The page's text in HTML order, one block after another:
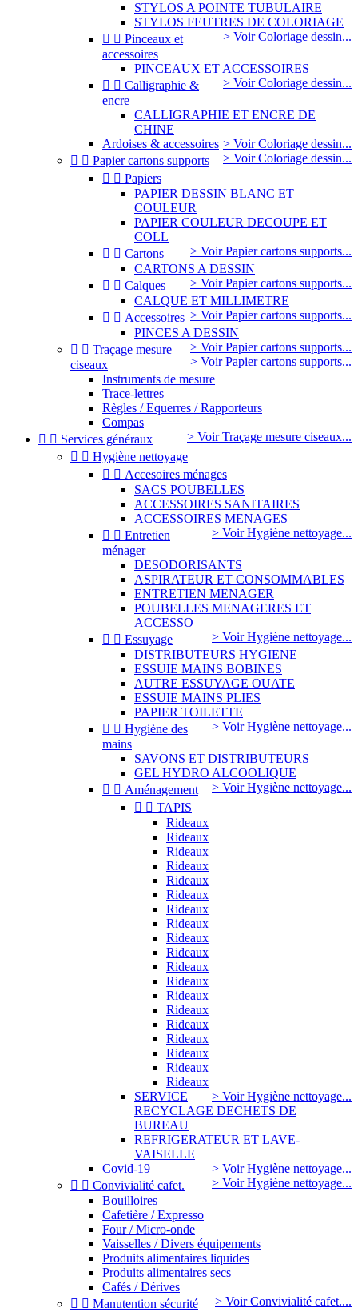
STYLOS A POINTE TUBULAIRE
STYLOS FEUTRES DE COLORIAGE
> Voir Coloriage dessin...
  Pinceaux et
accessoires
PINCEAUX ET ACCESSOIRES
> Voir Coloriage dessin...
  Calligraphie &
encre
CALLIGRAPHIE ET ENCRE DE
CHINE
> Voir Coloriage dessin...
Ardoises & accessoires
> Voir Coloriage dessin...
  Papier cartons supports
  Papiers
PAPIER DESSIN BLANC ET
COULEUR
PAPIER COULEUR DECOUPE ET
COLL
> Voir Papier cartons supports...
  Cartons
CARTONS A DESSIN
> Voir Papier cartons supports...
  Calques
CALQUE ET MILLIMETRE
> Voir Papier cartons supports...
  Accessoires
PINCES A DESSIN
> Voir Papier cartons supports...
> Voir Papier cartons supports...
  Traçage mesure
ciseaux
Instruments de mesure
Trace-lettres
Règles / Equerres / Rapporteurs
Compas
> Voir Traçage mesure ciseaux...
  Services généraux
  Hygiène nettoyage
  Accesoires ménages
SACS POUBELLES
ACCESSOIRES SANITAIRES
ACCESSOIRES MENAGES
> Voir Hygiène nettoyage...
  Entretien
ménager
DESODORISANTS
ASPIRATEUR ET CONSOMMABLES
ENTRETIEN MENAGER
POUBELLES MENAGERES ET
ACCESSO
> Voir Hygiène nettoyage...
  Essuyage
DISTRIBUTEURS HYGIENE
ESSUIE MAINS BOBINES
AUTRE ESSUYAGE OUATE
ESSUIE MAINS PLIES
PAPIER TOILETTE
> Voir Hygiène nettoyage...
  Hygiène des
mains
SAVONS ET DISTRIBUTEURS
GEL HYDRO ALCOOLIQUE
> Voir Hygiène nettoyage...
  Aménagement
  TAPIS
Rideaux
Rideaux
Rideaux
Rideaux
Rideaux
Rideaux
Rideaux
Rideaux
Rideaux
Rideaux
Rideaux
Rideaux
Rideaux
Rideaux
Rideaux
Rideaux
Rideaux
Rideaux
Rideaux
> Voir Hygiène nettoyage...
SERVICE
RECYCLAGE DECHETS DE
BUREAU
REFRIGERATEUR ET LAVE-
VAISELLE
> Voir Hygiène nettoyage...
Covid-19
> Voir Hygiène nettoyage...
  Convivialité cafet.
Bouilloires
Cafetière / Expresso
Four / Micro-onde
Vaisselles / Divers équipements
Produits alimentaires liquides
Produits alimentaires secs
Cafés / Dérives
> Voir Convivialité cafet....
  Manutention sécurité